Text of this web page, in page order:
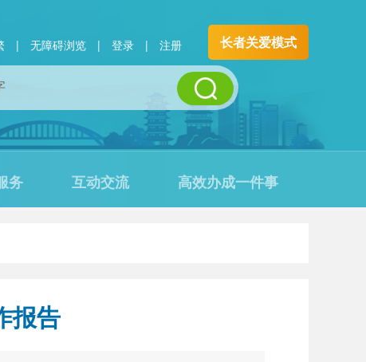
| 无障碍浏览 | 登录 | 注册 长者关爱模式
务 互动交流 高效办成一件事
报告